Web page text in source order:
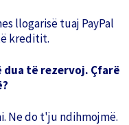
llogarisë tuaj PayPal
kreditit.
të rezervoj. Çfarë
Ne do t'ju ndihmojmë.